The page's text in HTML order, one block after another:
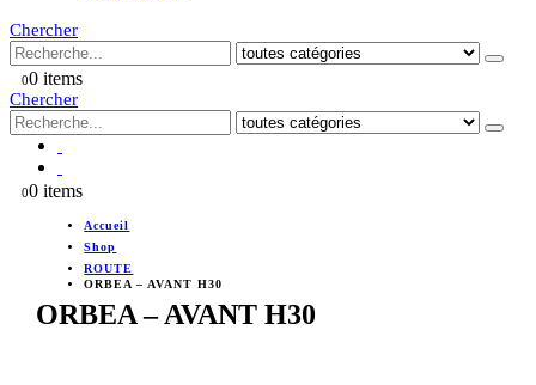
Chercher
00 items
Chercher
00 items
Accueil
Shop
ROUTE
ORBEA – AVANT H30
ORBEA – AVANT H30